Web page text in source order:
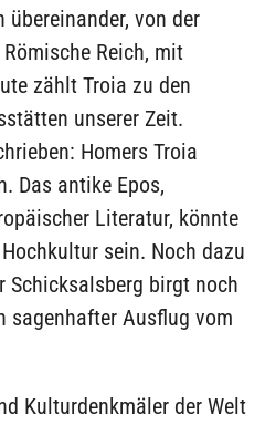
von der
Reich, mit
zählt Troia zu den
unserer Zeit.
Homers Troia
Das antike Epos,
Literatur, könnte
sein. Noch dazu
Schicksalsberg birgt noch
sagenhafter Ausflug vom
Kulturdenkmäler der Welt